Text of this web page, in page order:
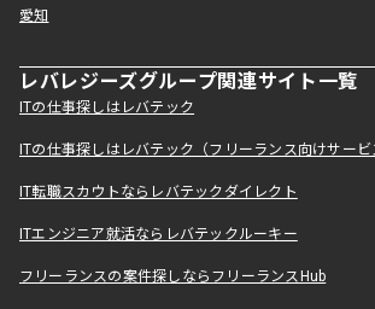
愛知
レバレジーズグループ関連サイト一覧
ITの仕事探しはレバテック
ITの仕事探しはレバテック（フリーランス向けサービ
IT転職スカウトならレバテックダイレクト
ITエンジニア就活ならレバテックルーキー
フリーランスの案件探しならフリーランスHub